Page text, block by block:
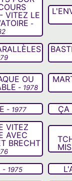
VITEZ LE
-
OU
- 1978
- 1977 ÇA
VITEZ
AVEC
BRECHT
- 1975